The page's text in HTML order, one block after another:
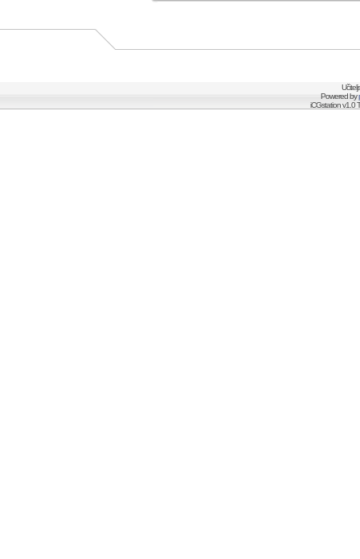
Powered by
iCGstation v1.0